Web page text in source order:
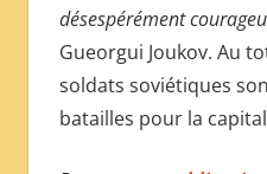
désespérément
Gueorgui Joukov. Au
soldats soviétiques
batailles pour la